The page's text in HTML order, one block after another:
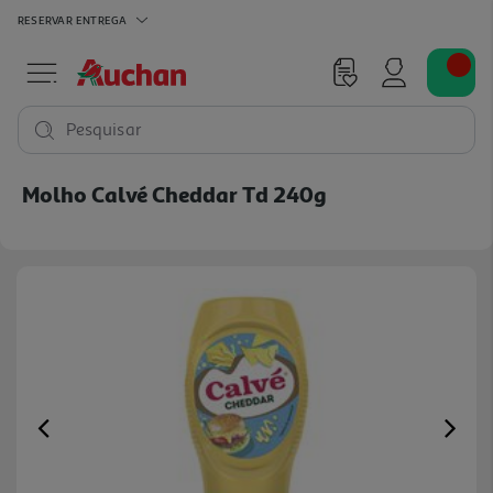
RESERVAR ENTREGA
Pesquisar
Molho Calvé Cheddar Td 240g
Previous